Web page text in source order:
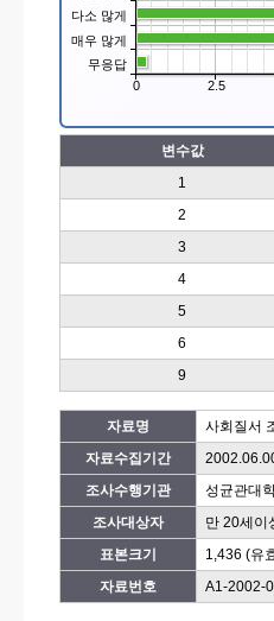
다소 많게
매우 많게
무응답
0 2.5
변수값
1
2
3
4
5
6
9
자료명
사회질서
자료수집기간
조사수행기관
성균관대
조사대상자
만 20세이
표본크기
1,436 (유
자료번호
A1-2002-